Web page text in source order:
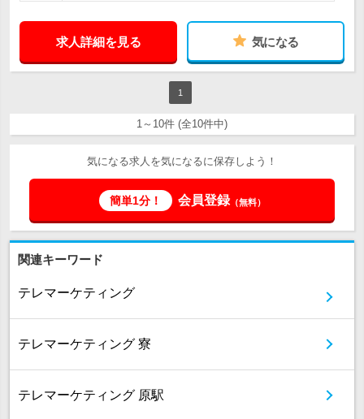
求人詳細を見る 気になる
1
1～10件 (全10件中)
気になる求人を気になるに保存しよう！
簡単1分！ 会員登録（無料）
関連キーワード
テレマーケティング
テレマーケティング 寮
テレマーケティング 原駅